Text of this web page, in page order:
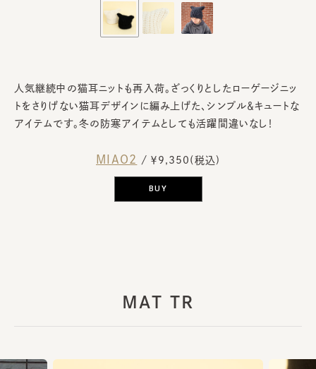
人気継続中の猫耳ニットも再入荷。ざっくりとしたローゲージニッ
トをさりげない猫耳デザインに編み上げた、シンプル＆キュートな
アイテムです。冬の防寒アイテムとしても活躍間違いなし！
MIAO2 / ￥9,350(税込)
BUY
MAT TR